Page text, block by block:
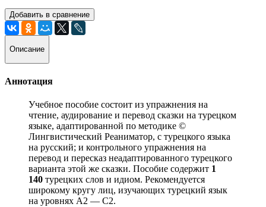
Добавить в сравнение
Описание
Аннотация
Учебное пособие состоит из упражнения на
чтение, аудирование и перевод сказки на турецком
языке, адаптированной по методике ©
Лингвистический Реаниматор, с турецкого языка
на русский; и контрольного упражнения на
перевод и пересказ неадаптированного турецкого
варианта этой же сказки. Пособие содержит 1
140 турецких слов и идиом. Рекомендуется
широкому кругу лиц, изучающих турецкий язык
на уровнях А2 — С2.